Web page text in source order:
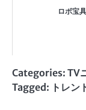
ロボ宝具
Categories: TV
Tagged: トレン